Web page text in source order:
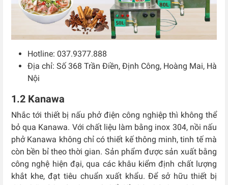
Hotline: 037.9377.888
Địa chỉ: Số 368 Trần Điền, Định Công, Hoàng Mai, Hà
Nội
1.2 Kanawa
Nhắc tới thiết bị nấu phở điện công nghiệp thì không thể
bỏ qua Kanawa. Với chất liệu làm bằng inox 304, nồi nấu
phở Kanawa không chỉ có thiết kế thông minh, tinh tế mà
còn bền bỉ theo thời gian. Sản phẩm được sản xuất bằng
công nghệ hiện đại, qua các khâu kiểm định chất lượng
khắt khe, đạt tiêu chuẩn xuất khẩu. Để sở hữu thiết bị